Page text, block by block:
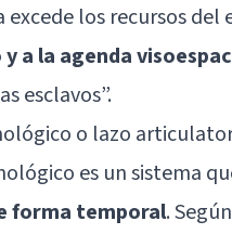
excede los recursos
a la agenda
esclavos”.
o lazo
es un sistema
forma temporal.